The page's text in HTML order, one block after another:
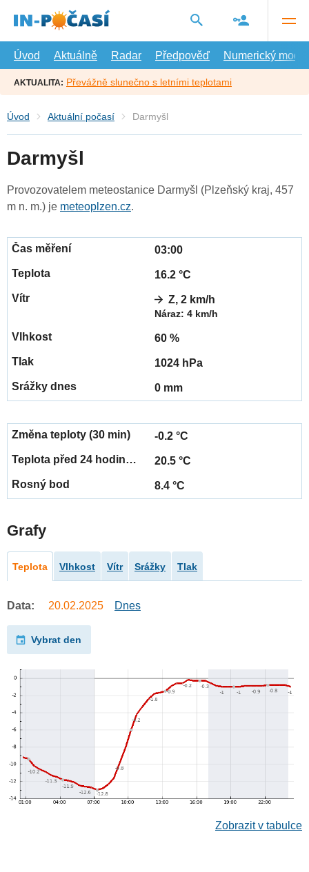
hlavní
Úvod
Aktuálně Radar Předpověď Numerický model
AKTUALITA: Převážně slunečno s letními teplotami
Úvod Aktuální počasí Darmyšl
Darmyšl
Provozovatelem meteostanice Darmyšl (Plzeňský kraj, 457
m n. m.) je meteoplzen.cz.
03:00
16.2 °C
Z, 2 km/h
Náraz: 4 km/h
60 %
1024 hPa
0 mm
-0.2 °C
20.5 °C
8.4 °C
Grafy
Teplota Vlhkost Vítr Srážky Tlak
Data: 20.02.2025 Dnes
Vybrat den
Zobrazit v tabulce